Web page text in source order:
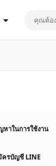
าในการใช้งาน
รบัญชี LINE